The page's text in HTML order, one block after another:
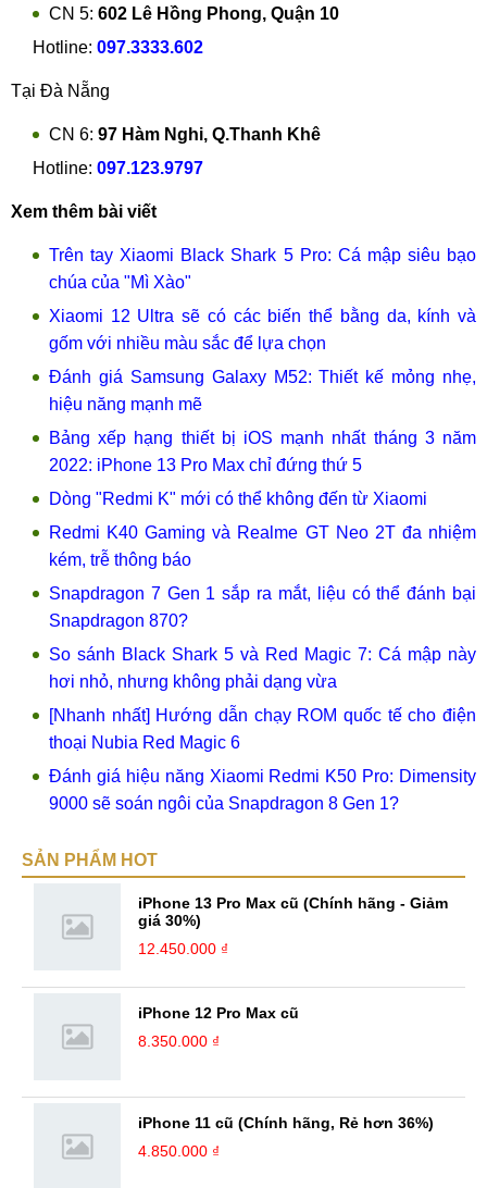
CN 5: 602 Lê Hồng Phong, Quận 10
Hotline: 097.3333.602
Tại Đà Nẵng
CN 6: 97 Hàm Nghi, Q.Thanh Khê
Hotline: 097.123.9797
Xem thêm bài viết
Trên tay Xiaomi Black Shark 5 Pro: Cá mập siêu bạo
chúa của "Mì Xào"
Xiaomi 12 Ultra sẽ có các biến thể bằng da, kính và
gốm với nhiều màu sắc để lựa chọn
Đánh giá Samsung Galaxy M52: Thiết kế mỏng nhẹ,
hiệu năng mạnh mẽ
Bảng xếp hạng thiết bị iOS mạnh nhất tháng 3 năm
2022: iPhone 13 Pro Max chỉ đứng thứ 5
Dòng "Redmi K" mới có thể không đến từ Xiaomi
Redmi K40 Gaming và Realme GT Neo 2T đa nhiệm
kém, trễ thông báo
Snapdragon 7 Gen 1 sắp ra mắt, liệu có thể đánh bại
Snapdragon 870?
So sánh Black Shark 5 và Red Magic 7: Cá mập này
hơi nhỏ, nhưng không phải dạng vừa
[Nhanh nhất] Hướng dẫn chạy ROM quốc tế cho điện
thoại Nubia Red Magic 6
Đánh giá hiệu năng Xiaomi Redmi K50 Pro: Dimensity
9000 sẽ soán ngôi của Snapdragon 8 Gen 1?
SẢN PHẨM HOT
iPhone 13 Pro Max cũ (Chính hãng - Giảm
giá 30%)
12.450.000 ₫
iPhone 12 Pro Max cũ
8.350.000 ₫
iPhone 11 cũ (Chính hãng, Rẻ hơn 36%)
4.850.000 ₫